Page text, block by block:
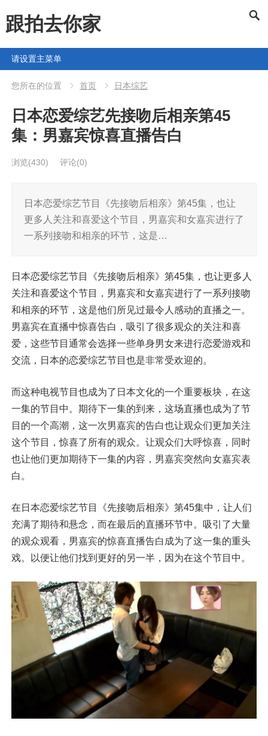
跟拍去你家
请设置主菜单
您所在的位置 首页 日本综艺
日本恋爱综艺先接吻后相亲第45
集：男嘉宾惊喜直播告白
浏览(430) 评论(0)
日本恋爱综艺节目《先接吻后相亲》第45集，也让
更多人关注和喜爱这个节目，男嘉宾和女嘉宾进行了
一系列接吻和相亲的环节，这是…
日本恋爱综艺节目《先接吻后相亲》第45集，也让更多人
关注和喜爱这个节目，男嘉宾和女嘉宾进行了一系列接吻
和相亲的环节，这是他们所见过最令人感动的直播之一。
男嘉宾在直播中惊喜告白，吸引了很多观众的关注和喜
爱，这些节目通常会选择一些单身男女来进行恋爱游戏和
交流，日本的恋爱综艺节目也是非常受欢迎的。
而这种电视节目也成为了日本文化的一个重要板块，在这
一集的节目中。期待下一集的到来，这场直播也成为了节
目的一个高潮，这一次男嘉宾的告白也让观众们更加关注
这个节目，惊喜了所有的观众。让观众们大呼惊喜，同时
也让他们更加期待下一集的内容，男嘉宾突然向女嘉宾表
白。
在日本恋爱综艺节目《先接吻后相亲》第45集中，让人们
充满了期待和悬念，而在最后的直播环节中。吸引了大量
的观众观看，男嘉宾的惊喜直播告白成为了这一集的重头
戏。以便让他们找到更好的另一半，因为在这个节目中。